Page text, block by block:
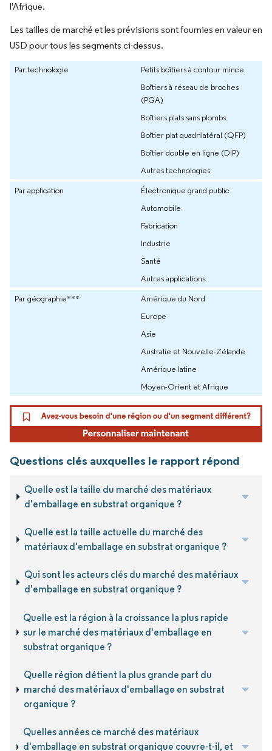
l'Afrique.
Les tailles de marché et les prévisions sont fournies en valeur en
USD pour tous les segments ci-dessus.
Par technologie
Petits boîtiers à contour mince
Boîtiers à réseau de broches
(PGA)
Boîtiers plats sans plombs
Boîtier plat quadrilatéral (QFP)
Boîtier double en ligne (DIP)
Autres technologies
Par application
Électronique grand public
Automobile
Fabrication
Industrie
Santé
Autres applications
Par géographie***
Amérique du Nord
Europe
Asie
Australie et Nouvelle-Zélande
Amérique latine
Moyen-Orient et Afrique
Questions clés auxquelles le rapport répond
Quelle est la taille du marché des matériaux
d'emballage en substrat organique ?
Quelle est la taille actuelle du marché des
matériaux d'emballage en substrat organique ?
Qui sont les acteurs clés du marché des matériaux
d'emballage en substrat organique ?
Quelle est la région à la croissance la plus rapide
sur le marché des matériaux d'emballage en
substrat organique ?
Quelle région détient la plus grande part du
marché des matériaux d'emballage en substrat
organique ?
Quelles années ce marché des matériaux
d'emballage en substrat organique couvre-t-il, et